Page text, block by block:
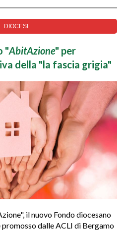
DIOCESI
"AbitAzione" per
della "la fascia grigia"
il nuovo Fondo diocesano
dalle ACLI di Bergamo